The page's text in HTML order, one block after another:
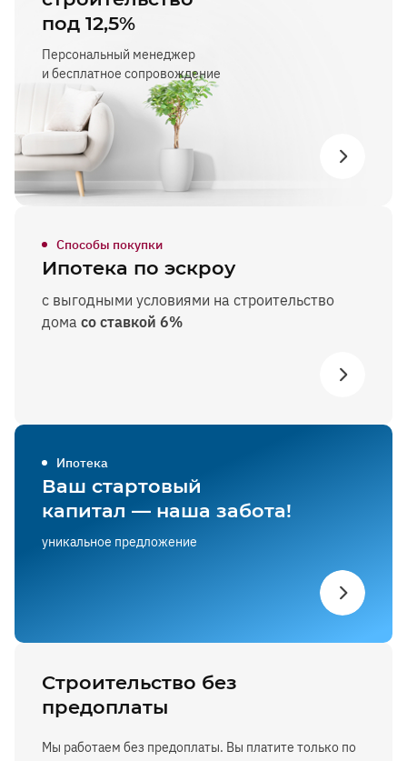
под 12,5%
Персональный менеджер
и бесплатное сопровождение
Способы покупки
Ипотека по эскроу
с выгодными условиями на строительство
дома со ставкой 6%
Ипотека
Ваш стартовый
капитал — наша забота!
уникальное предложение
Строительство без
предоплаты
Мы работаем без предоплаты. Вы платите только по